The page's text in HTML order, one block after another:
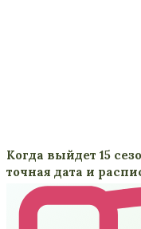
Когда выйдет 15
точная дата и